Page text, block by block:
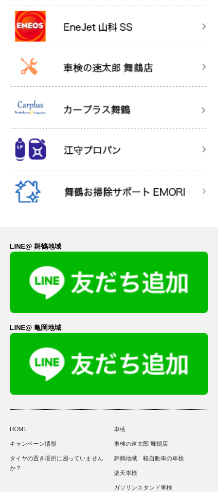
LINE@ 舞鶴地域
LINE@ 亀岡地域
HOME
キャンペーン情報
タイヤの置き場所に困っていません
か？
車検
車検の速太郎 舞鶴店
舞鶴地域 軽自動車の車検
楽天車検
ガソリンスタンド車検